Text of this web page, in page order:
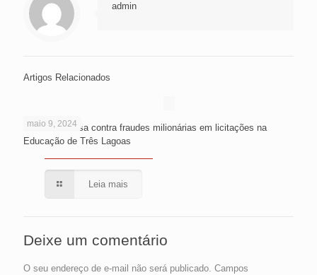
admin
Artigos Relacionados
maio 9, 2024
PF faz devassa contra fraudes milionárias em licitações na
Educação de Três Lagoas
Leia mais
Deixe um comentário
O seu endereço de e-mail não será publicado. Campos